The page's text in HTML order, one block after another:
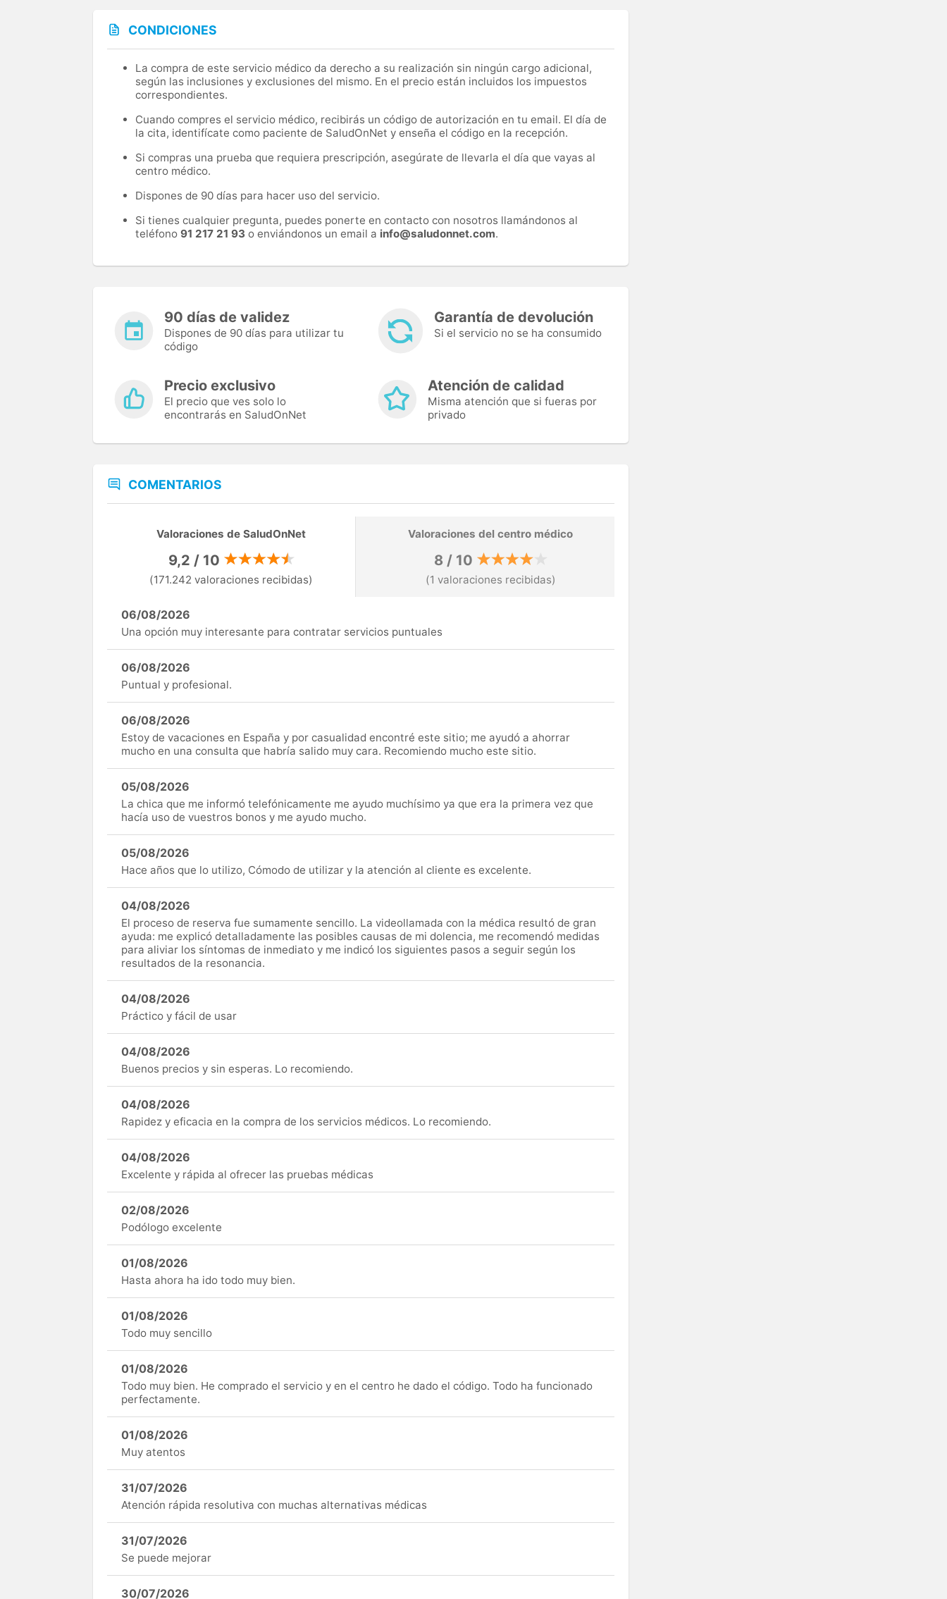
CONDICIONES
La compra de este servicio médico da derecho a su realización sin ningún cargo adicional,
según las inclusiones y exclusiones del mismo. En el precio están incluidos los impuestos
correspondientes.
Cuando compres el servicio médico, recibirás un código de autorización en tu email. El día de
la cita, identifícate como paciente de SaludOnNet y enseña el código en la recepción.
Si compras una prueba que requiera prescripción, asegúrate de llevarla el día que vayas al
centro médico.
Dispones de 90 días para hacer uso del servicio.
Si tienes cualquier pregunta, puedes ponerte en contacto con nosotros llamándonos al
teléfono 91 217 21 93 o enviándonos un email a info@saludonnet.com.
90 días de validez
Dispones de 90 días para utilizar tu
código
Garantía de devolución
Si el servicio no se ha consumido
Precio exclusivo
El precio que ves solo lo
encontrarás en SaludOnNet
Atención de calidad
Misma atención que si fueras por
privado
COMENTARIOS
Valoraciones de SaludOnNet
9,2 / 10
(171.242 valoraciones recibidas)
Valoraciones del centro médico
8 / 10
(1 valoraciones recibidas)
06/08/2026
Una opción muy interesante para contratar servicios puntuales
06/08/2026
Puntual y profesional.
06/08/2026
Estoy de vacaciones en España y por casualidad encontré este sitio; me ayudó a ahorrar
mucho en una consulta que habría salido muy cara. Recomiendo mucho este sitio.
05/08/2026
La chica que me informó telefónicamente me ayudo muchísimo ya que era la primera vez que
hacía uso de vuestros bonos y me ayudo mucho.
05/08/2026
Hace años que lo utilizo, Cómodo de utilizar y la atención al cliente es excelente.
04/08/2026
El proceso de reserva fue sumamente sencillo. La videollamada con la médica resultó de gran
ayuda: me explicó detalladamente las posibles causas de mi dolencia, me recomendó medidas
para aliviar los síntomas de inmediato y me indicó los siguientes pasos a seguir según los
resultados de la resonancia.
04/08/2026
Práctico y fácil de usar
04/08/2026
Buenos precios y sin esperas. Lo recomiendo.
04/08/2026
Rapidez y eficacia en la compra de los servicios médicos. Lo recomiendo.
04/08/2026
Excelente y rápida al ofrecer las pruebas médicas
02/08/2026
Podólogo excelente
01/08/2026
Hasta ahora ha ido todo muy bien.
01/08/2026
Todo muy sencillo
01/08/2026
Todo muy bien. He comprado el servicio y en el centro he dado el código. Todo ha funcionado
perfectamente.
01/08/2026
Muy atentos
31/07/2026
Atención rápida resolutiva con muchas alternativas médicas
31/07/2026
Se puede mejorar
30/07/2026